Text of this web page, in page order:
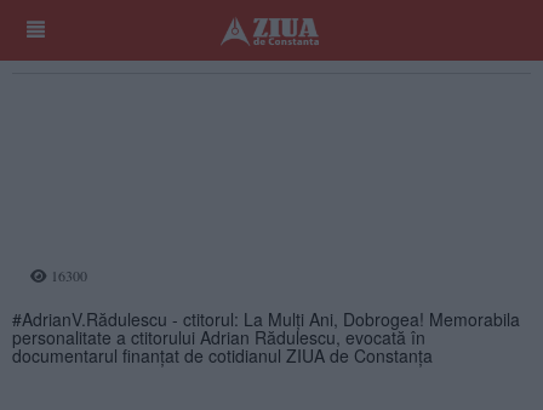
16300
#AdrianV.Rădulescu - ctitorul: La Mulți Ani, Dobrogea! Memorabila
personalitate a ctitorului Adrian Rădulescu, evocată în
documentarul finanţat de cotidianul ZIUA de Constanţa